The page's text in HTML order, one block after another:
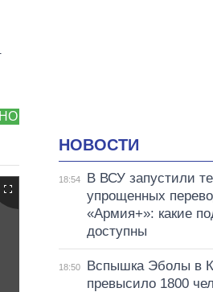
НОВОСТИ
18:54
В ВСУ запустили
упрощенных
«Армия+»: какие
доступны
18:50
Вспышка Эболы в
превысило 1800